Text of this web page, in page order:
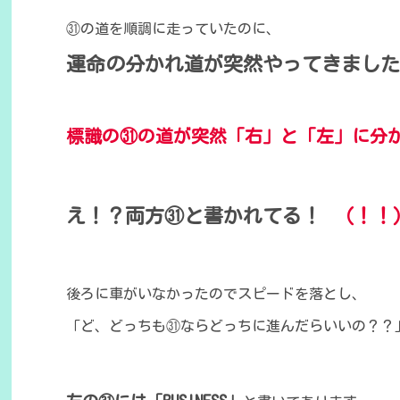
㉛の道を順調に走っていたのに、
運命の分かれ道が突然やってきました
標識の㉛の道が突然「右」と「左」に分
え！？両方㉛と書かれてる！ （！！
後ろに車がいなかったのでスピードを落とし、
「ど、どっちも㉛ならどっちに進んだらいいの？？